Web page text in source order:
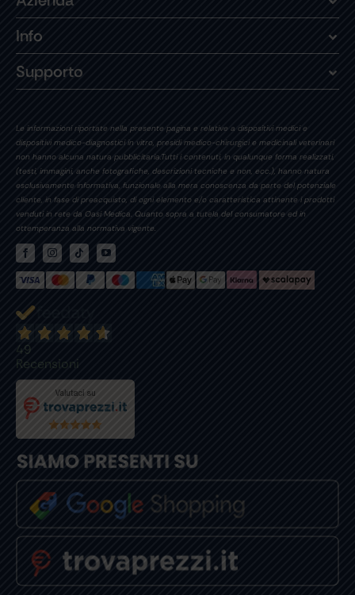
Info
Supporto
Le informazioni riportate nella presente pagina e relative a dispositivi medici e
dispositivi medico-diagnostici in vitro, presidi medico-chirurgici e medicinali veterinari
non hanno alcuna natura pubblicitaria.Tutti i contenuti, in qualunque forma realizzati,
(testi, immagini, anche fotografiche, descrizioni tecniche e non, ecc.), hanno natura
esclusivamente informativa, funzionale alla mera conoscenza da parte del potenziale
cliente, in fase di preacquisto, di ogni elemento e/o caratteristica attinente i prodotti
venduti in rete da Oasi Medica. Quanto sopra a tutela del consumatore ed in
ottemperanza alla normativa vigente.
49
Recensioni